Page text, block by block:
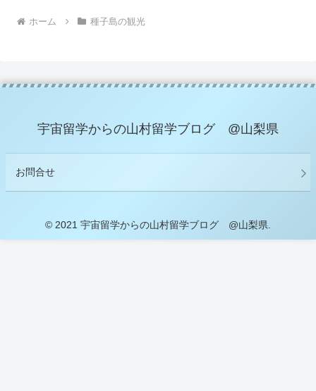
ホーム 種子島の観光
宇宙留学からの山村留学ブログ @山梨県
お問合せ
© 2021 宇宙留学からの山村留学ブログ @山梨県.